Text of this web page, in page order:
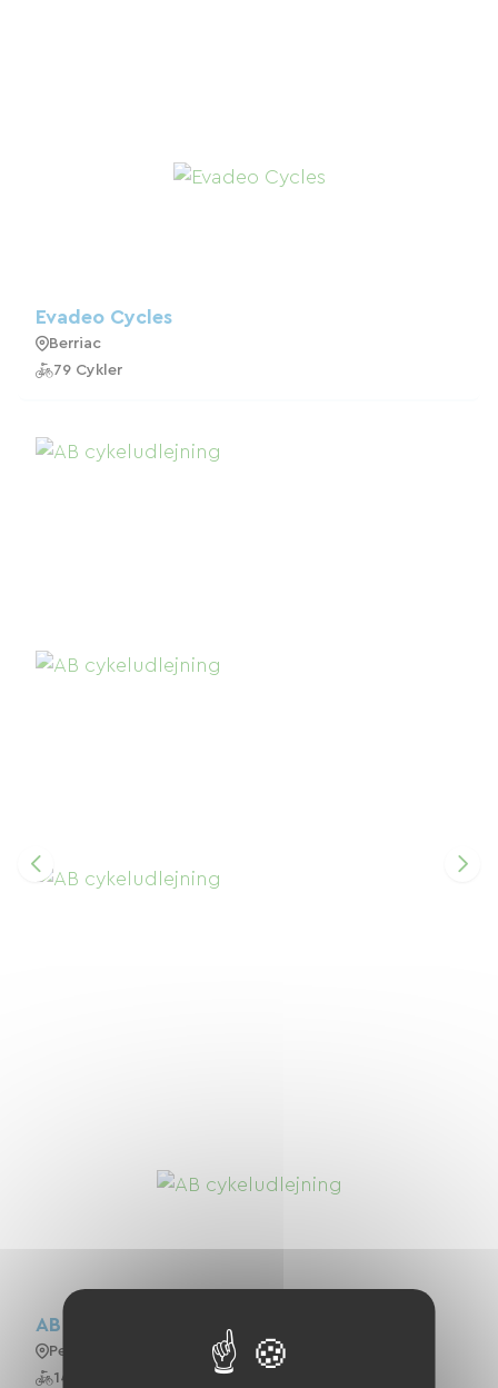
Evadeo Cycles
Berriac
79 Cykler
AB Cykeludlejning
Peyriac-De-Mer
14 Cykler